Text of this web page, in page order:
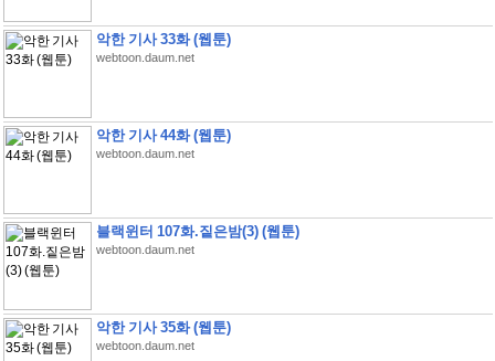
악한 기사 33화 (웹툰)
webtoon.daum.net
악한 기사 44화 (웹툰)
webtoon.daum.net
블랙윈터 107화.짙은밤(3) (웹툰)
webtoon.daum.net
악한 기사 35화 (웹툰)
webtoon.daum.net